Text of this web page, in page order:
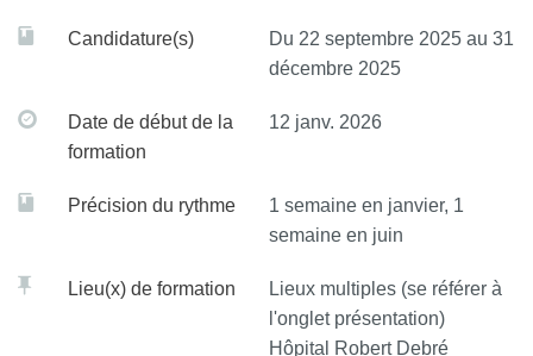
Candidature(s)
Du 22 septembre 2025 au 31
décembre 2025
Date de début de la
formation
12 janv. 2026
Précision du rythme
1 semaine en janvier, 1
semaine en juin
Lieu(x) de formation
Lieux multiples (se référer à
l'onglet présentation)
Hôpital Robert Debré